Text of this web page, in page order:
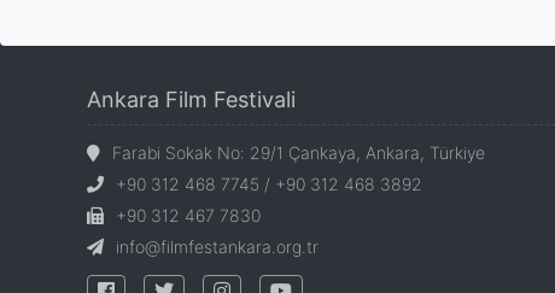
Ankara Film Festivali
Farabi Sokak No: 29/1 Çankaya, Ankara, Türkiye
+90 312 468 7745 / +90 312 468 3892
+90 312 467 7830
info@filmfestankara.org.tr